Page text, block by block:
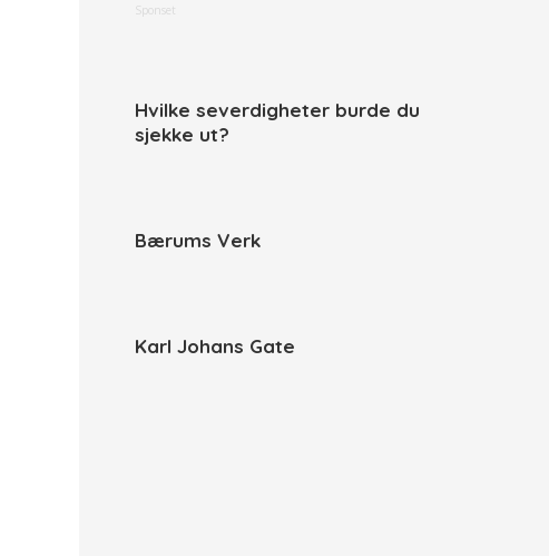
Sponset
Hvilke severdigheter burde du
sjekke ut?
Bærums Verk
Karl Johans Gate